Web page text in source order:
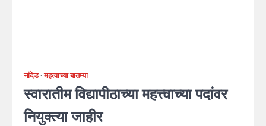
नांदेड महत्वाच्या बातम्या
स्वारातीम विद्यापीठाच्या महत्त्वाच्या पदांवर
नियुक्त्या जाहीर